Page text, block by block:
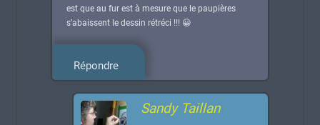
est que au fur est à mesure que le paupières
s’abaissent le dessin rétréci !!! 😀
Répondre
Sandy Taillan